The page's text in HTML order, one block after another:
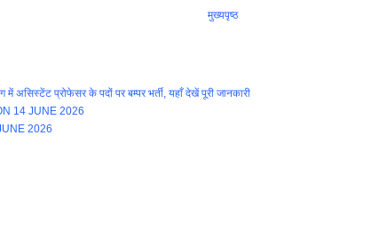
मुख्यपृष्ठ
प्रोफेसर के पदों पर बम्पर भर्ती, यहाँ देखें पूरी जानकारी
14 JUNE 2026
2026